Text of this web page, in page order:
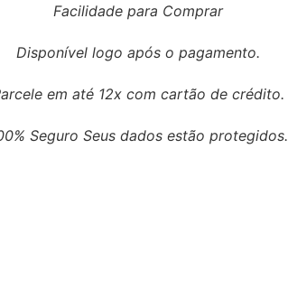
Facilidade para Comprar
Disponível logo após o pagamento.
em até 12x com cartão de crédito.
Seguro Seus dados estão protegidos.